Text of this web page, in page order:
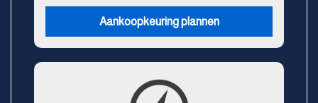
Aankoopkeuring plannen